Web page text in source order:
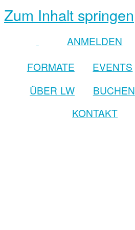
Zum Inhalt springen
ANMELDEN
FORMATE
EVENTS
ÜBER LW BUCHEN
KONTAKT